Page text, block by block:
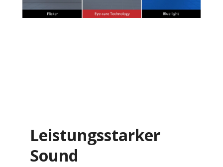
Leistungsstarker
Sound